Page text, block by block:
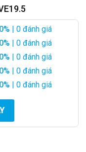
0% | 0 đánh giá
0% | 0 đánh giá
0% | 0 đánh giá
0% | 0 đánh giá
0% | 0 đánh giá